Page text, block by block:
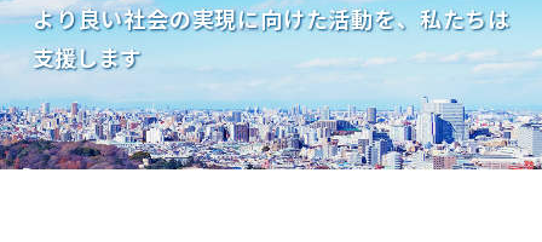
より良い社会の実現に向けた活動を、私たちは
支援します